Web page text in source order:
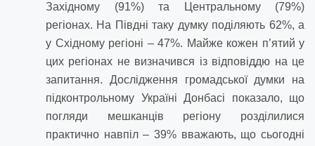
Західному (91%) та Центральному (79%)
регіонах. На Півдні таку думку поділяють 62%, а
у Східному регіоні – 47%. Майже кожен п’ятий у
цих регіонах не визначився із відповіддю на це
запитання. Дослідження громадської думки на
підконтрольному Україні Донбасі показало, що
погляди мешканців регіону розділилися
практично навпіл – 39% вважають, що сьогодні